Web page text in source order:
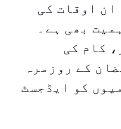
ان اوقات کی
بھی ہے۔
کام کی
کے روزمرہ
کو ایڈجسٹ